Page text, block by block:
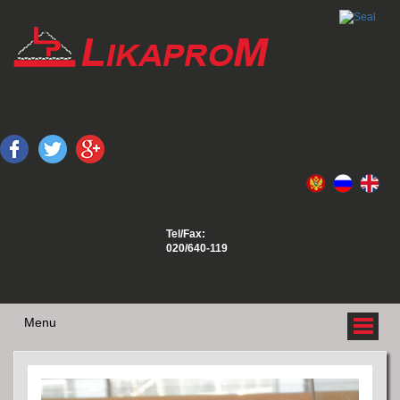
Tel/Fax:
020/640-119
Menu